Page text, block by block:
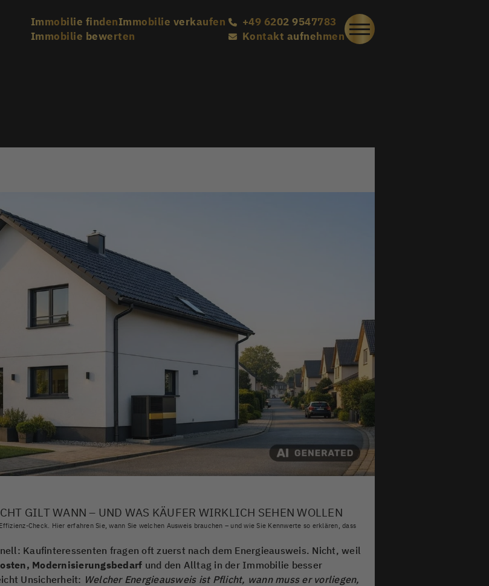
Immobilie findenImmobilie verkaufen
Immobilie bewerten
+49 6202 9547783
Kontakt aufnehmen
GILT WANN – UND WAS KÄUFER WIRKLICH SEHEN WOLLEN
Check. Hier erfahren Sie, wann Sie welchen Ausweis brauchen – und wie Sie Kennwerte so erklären, dass
Kaufinteressenten fragen oft zuerst nach dem Energieausweis. Nicht, weil
Modernisierungsbedarf und den Alltag in der Immobilie besser
Unsicherheit: Welcher Energieausweis ist Pflicht, wann muss er vorliegen,